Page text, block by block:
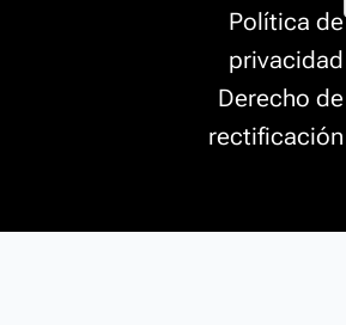
Política de
privacidad
Derecho de
rectificación